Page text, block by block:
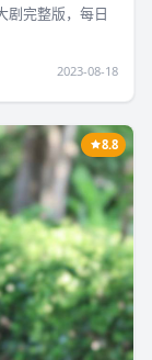
剧完整版，每日
2023-08-18
8.8